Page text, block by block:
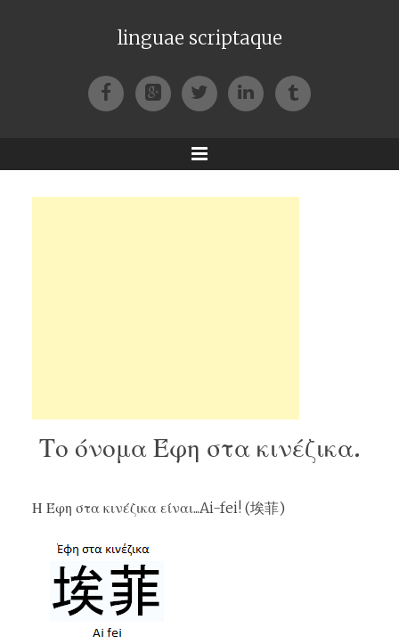
linguae scriptaque
FacebookGoogle+TwitterLinkedIn
Tumblr
Menu
Το όνομα Έφη στα κινέζικα.
Η Έφη στα κινέζικα είναι...Ai-fei! (埃菲)